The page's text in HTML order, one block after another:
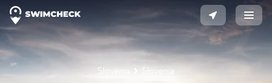
Slovenia Slovenia